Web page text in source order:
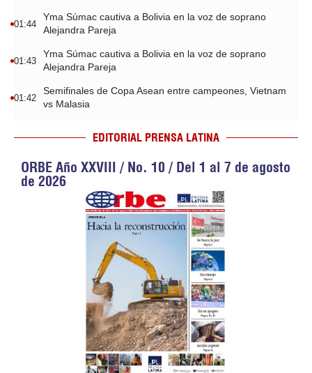
01:44
Yma Súmac cautiva a Bolivia en la voz de soprano
Alejandra Pareja
01:43
Yma Súmac cautiva a Bolivia en la voz de soprano
Alejandra Pareja
01:42
Semifinales de Copa Asean entre campeones, Vietnam
vs Malasia
EDITORIAL PRENSA LATINA
ORBE Año XXVIII / No. 10 / Del 1 al 7 de agosto
de 2026